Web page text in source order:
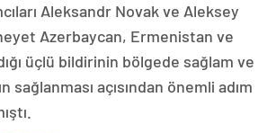
Aleksandr Novak ve Aleksey
Azerbaycan, Ermenistan ve
üçlü bildirinin bölgede sağlam ve
sağlanması açısından önemli adım